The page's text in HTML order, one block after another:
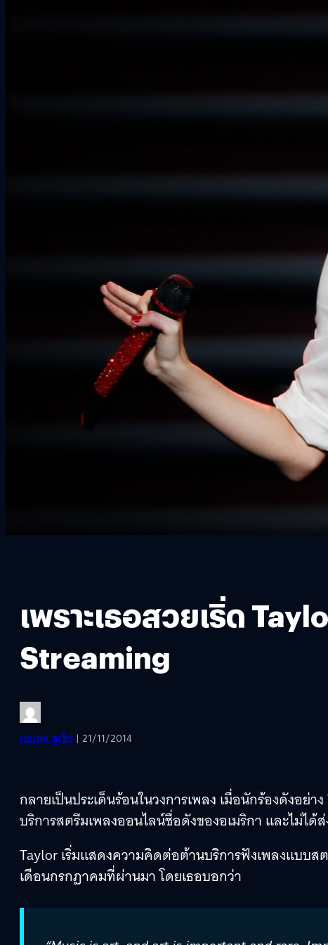
เพราะเธอสวยเริ่ด
Streaming
เอกพล ชูเชิด | 21/11/2014
กลายเป็นประเด็นร้อนในวงการเพลง เมื่อนักร้องดังอ
บริการสตรีมเพลงออนไลน์ชื่อดังของอเมริกา และไม่ไ
Taylor เริ่มแสดงความคิดต่อต้านบริการฟังเพลงแบบ
เดือนกรกฏาคมที่ผ่านมา โดยเธอบอกว่า